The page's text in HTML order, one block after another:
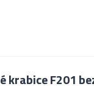
krabice F201